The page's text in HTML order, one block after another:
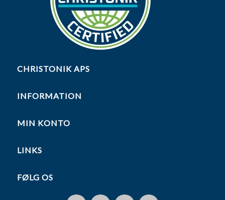
CHRISTONIK APS
INFORMATION
MIN KONTO
LINKS
FØLG OS